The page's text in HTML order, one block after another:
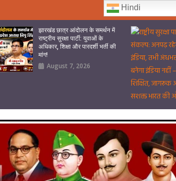
झारखंड छात्र आंदोलन के समर्थन में
राष्ट्रीय सुरक्षा पार्टी: युवाओं के
अधिकार, शिक्षा और पारदर्शी भर्ती की
मांग!
August 7, 2026
Hindi